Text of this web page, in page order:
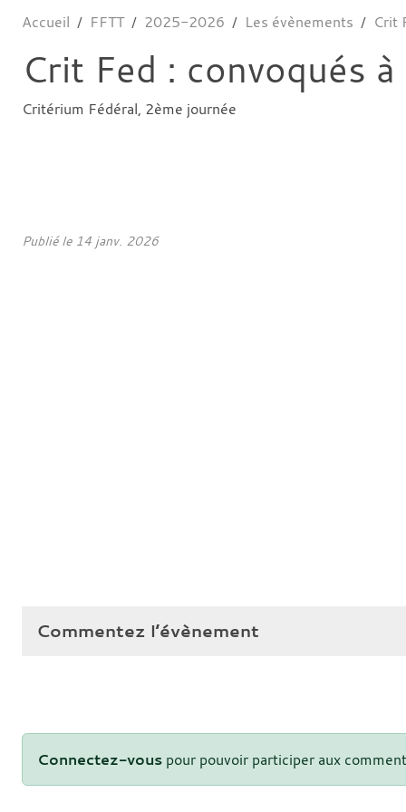
Accueil FFTT 2025-2026 Les évènements Crit
Crit Fed : convoqués
Critérium Fédéral, 2ème journée
Publié le 14 janv. 2026
Commentez l’évènement
Connectez-vous pour pouvoir participer aux